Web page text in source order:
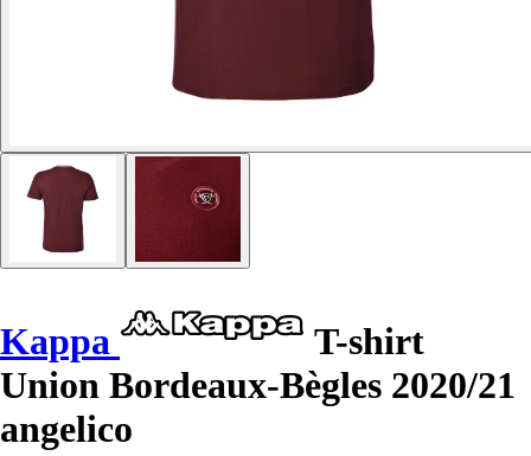
Kappa
T-shirt
Union Bordeaux-Bègles 2020/21
angelico